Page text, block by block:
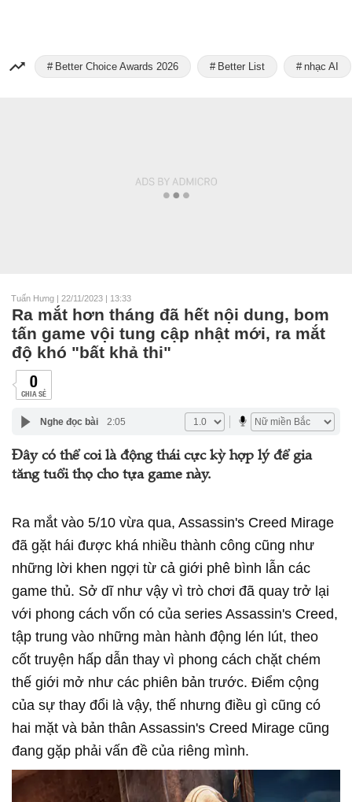
Better Choice Awards 2026 Better List nhạc AI
Tuấn Hưng | 22/11/2023 | 13:33
Ra mắt hơn tháng đã hết nội dung, bom
tấn game vội tung cập nhật mới, ra mắt
độ khó "bất khả thi"
0
CHIA SẺ
Nghe đọc bài 2:05
Đây có thể coi là động thái cực kỳ hợp lý để gia
tăng tuổi thọ cho tựa game này.
Ra mắt vào 5/10 vừa qua, Assassin's Creed Mirage
đã gặt hái được khá nhiều thành công cũng như
những lời khen ngợi từ cả giới phê bình lẫn các
game thủ. Sở dĩ như vậy vì trò chơi đã quay trở lại
với phong cách vốn có của series Assassin's Creed,
tập trung vào những màn hành động lén lút, theo
cốt truyện hấp dẫn thay vì phong cách chặt chém
thế giới mở như các phiên bản trước. Điểm cộng
của sự thay đổi là vậy, thế nhưng điều gì cũng có
hai mặt và bản thân Assassin's Creed Mirage cũng
đang gặp phải vấn đề của riêng mình.